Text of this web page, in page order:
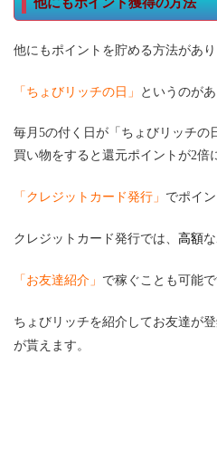
他にもポイントを貯める方法があり
「ちょびリッチの日」 というのがあ
毎月5の付く日が「ちょびリッチの
買い物をすると還元ポイントが2倍
「クレジットカード発行」 でポイ
クレジットカード発行では、 高額
「お友達紹介」 で稼ぐことも可能で
ちょびリッチを紹介してお友達が
が貰えます。